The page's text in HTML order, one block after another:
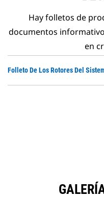
Hay folletos de
documentos
en
Folleto De Los Rotores Del